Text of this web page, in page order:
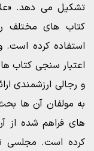
تشکیل می دهد.
کتاب های مختلف
استفاده کرده است.
اعتبار سنجی کتاب
و رجالی ارزشمندی
به مولفان آن ها
های فراهم شده از
کرده است. مجلسی